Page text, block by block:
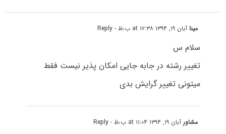
میناآبان ۱۹, ۱۳۹۴ at ۱۲:۳۸ ب٫ظ - Reply
سلام س
تغییر رشته در جابه جایی امکان پذیر نیست فقط
میتونی تغییر گرایش بدی
مشاورآبان ۱۹, ۱۳۹۴ at ۱۱:۰۴ ب٫ظ - Reply